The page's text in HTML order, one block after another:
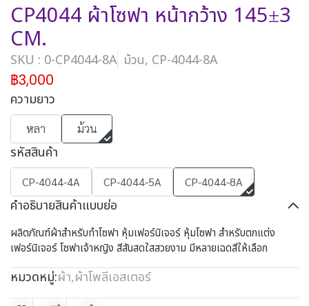
CP4044 ผ้าโซฟา หน้ากว้าง 145±3
CM.
SKU : 0-CP4044-8A ม้วน, CP-4044-8A
฿3,000
ความยาว
หลา ม้วน
รหัสสินค้า
CP-4044-4A CP-4044-5A CP-4044-8A
คำอธิบายสินค้าแบบย่อ
ผลิตภัณฑ์ผ้าสำหรับทำโซฟา หุ้มเฟอร์นิเจอร์ หุ้มโซฟา สำหรับตกแต่ง
เฟอร์นิเจอร์ โซฟาเจ้าหญิง สีสันสดใสสวยงาม มีหลายเฉดสีให้เลือก
หมวดหมู่:ผ้า,ผ้าโพลีเอสเตอร์